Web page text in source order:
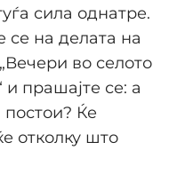
сила однатре.
се на делата на
во селото
и прашајте се: а
Ќе
отколку што